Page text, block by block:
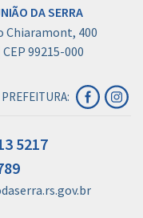
DA SERRA
Chiaramont, 400
99215-000
5217